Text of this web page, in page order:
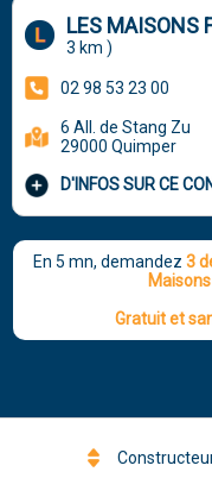
LES MAISONS
3 km )
02 98 53 23 00
6 All. de Stang Zu
29000 Quimper
D'INFOS SUR CE
En 5 mn, demandez 3
Maisons
Gratuit et